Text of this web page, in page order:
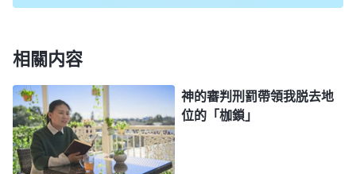
裏莫名地難受、失落。有時我也克制自己不去想這些
事，但忙完本分停下來的時候這些想法就控制不住地
往外冒，越想心裏越受攪擾，雖然不敢撂下本分但做
什麽都提不起勁，每天按部就班地盡本分，没什麽果
效。
相關内容
神的審判刑罰帶領我脱去地
位的「枷鎖」